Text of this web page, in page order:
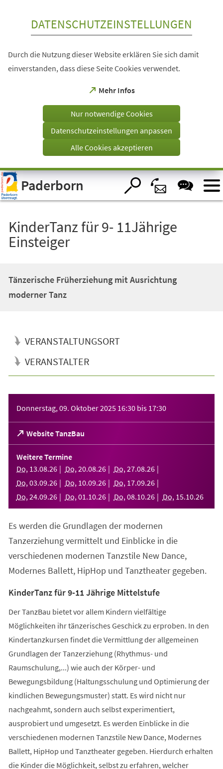
Visuelle
Assistenzsoftware
öffnen.
DATENSCHUTZEINSTELLUNGEN
Durch die Nutzung dieser Website erklären Sie sich damit
einverstanden, dass diese Seite Cookies verwendet.
Mehr Infos
(Öffnet
einem
Tab)
Nur notwendige Cookies
Datenschutzeinstellungen anpassen
Alle Cookies akzeptieren
Paderborn
KinderTanz für 9- 11Jährige
Einsteiger
Tänzerische Früherziehung mit Ausrichtung
moderner Tanz
VERANSTALTUNGSORT
VERANSTALTER
Donnerstag, 09. Oktober 2025 16:30 bis 17:30
Website TanzBau
(Öffnet
in
einem
neuen
Tab)
Weitere Termine
Do, 13.08.26 Do, 20.08.26 Do, 27.08.26
Do, 03.09.26 Do, 10.09.26 Do, 17.09.26
Do, 24.09.26 Do, 01 .10.26 Do, 08.10.26 Do, 15.10.26
Es werden die Grundlagen der modernen
Tanzerziehung vermittelt und Einblicke in die
verschiedenen modernen Tanzstile New Dance,
Modernes Ballett, HipHop und Tanztheater gegeben.
KinderTanz für 9-11 Jährige Mittelstufe
Der TanzBau bietet vor allem Kindern vielfältige
Möglichkeiten ihr tänzerisches Geschick zu erproben. In den
Kindertanzkursen findet die Vermittlung der allgemeinen
Grundlagen der Tanzerziehung (Rhythmus- und
Raumschulung,...) wie auch der Körper- und
Bewegungsbildung (Haltungsschulung und Optimierung der
kindlichen Bewegungsmuster) statt. Es wird nicht nur
nachgeahmt, sondern auch selbst experimentiert,
ausprobiert und umgesetzt. Es werden Einblicke in die
verschiedenen modernen Tanzstile New Dance, Modernes
Ballett, HipHop und Tanztheater gegeben. Hierdurch erhalten
die Kinder die Möglichkeit, selbst zu erfahren, welcher